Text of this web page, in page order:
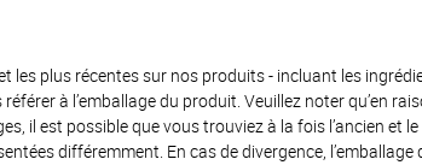
les plus récentes sur nos produits - incluant les
à l’emballage du produit. Veuillez noter qu’en
il est possible que vous trouviez à la fois l’ancien et
différemment. En cas de divergence,